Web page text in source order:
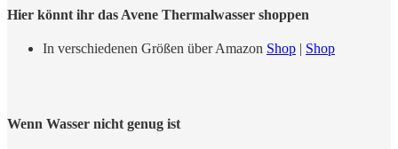
Hier könnt ihr das Avene Thermalwasser shoppen
In verschiedenen Größen über Amazon Shop | Shop
Wenn Wasser nicht genug ist